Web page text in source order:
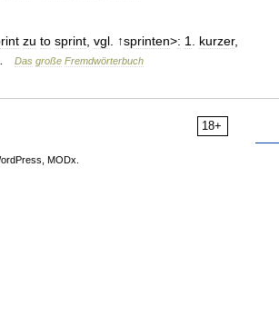
zu to sprint vgl . ↑sprinten>: 1 kurzer,
Das große Fremdwörterbuch
18+
MODx.